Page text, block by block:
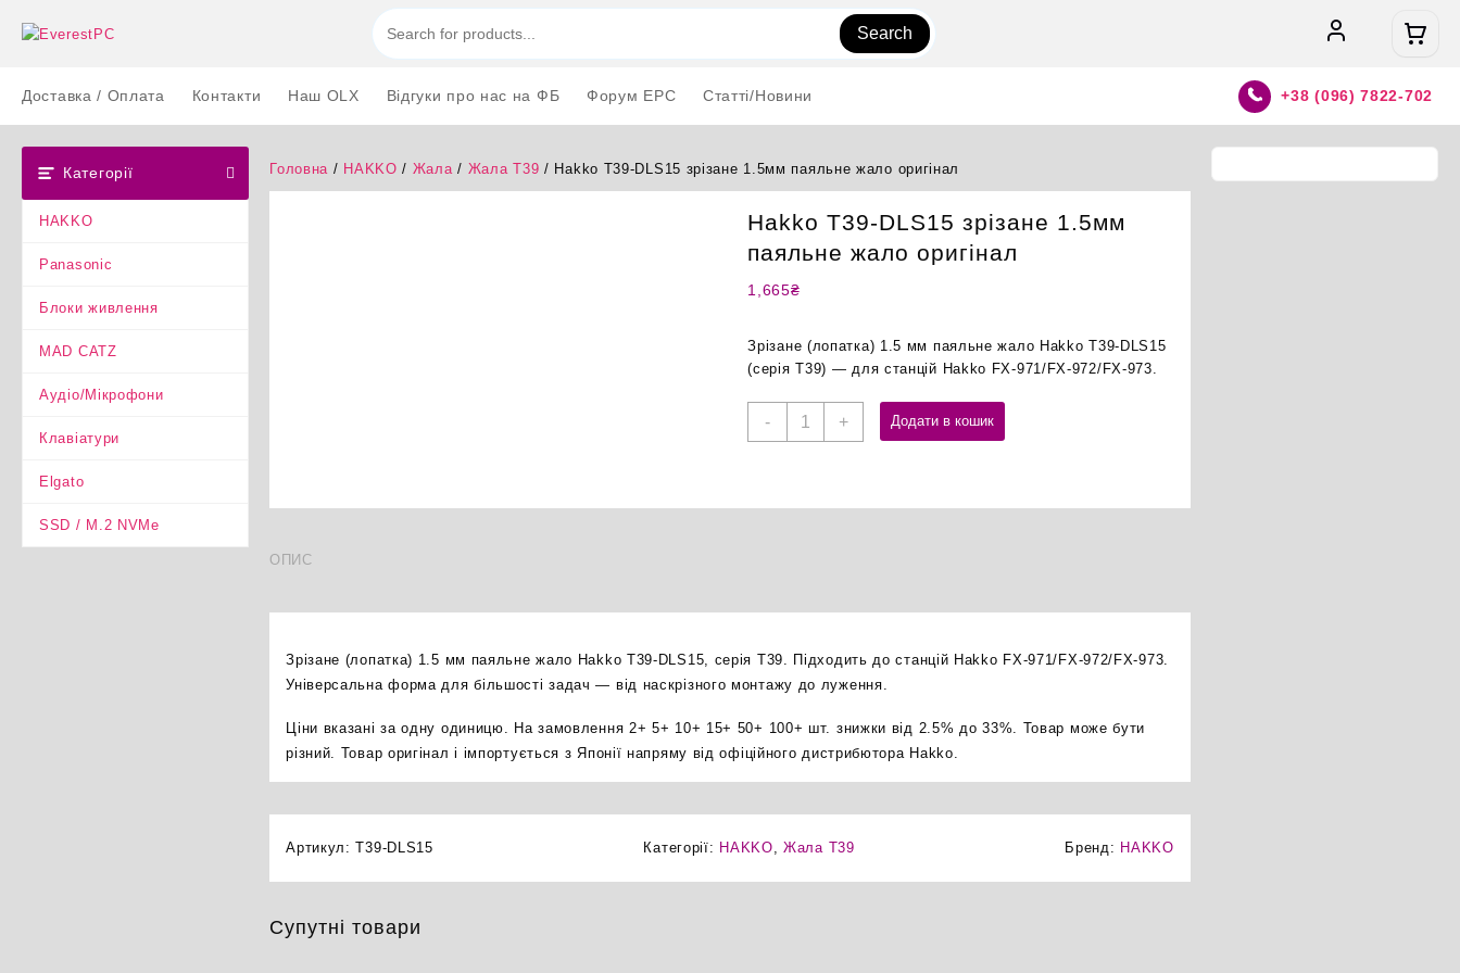
Search
Доставка / Оплата Контакти Наш OLX Відгуки про нас на ФБ Форум EPC Статті/Новини +38 (096) 7822-702
Категорії
HAKKO
Panasonic
Блоки живлення
MAD CATZ
Аудіо/Мікрофони
Клавіатури
Elgato
SSD / M.2 NVMe
Головна / HAKKO / Жала/ Жала T39 / Hakko T39-DLS15 зрізане 1.5мм паяльне жало оригінал
Hakko T39-DLS15 зрізане 1.5мм
паяльне жало оригінал
1,665₴
Зрізане (лопатка) 1.5 мм паяльне жало Hakko T39-DLS15
(серія T39) — для станцій Hakko FX-971/FX-972/FX-973.
-
Hakko
1.5мм
+ Додати в кошик
ОПИС
Зрізане (лопатка) 1.5 мм паяльне жало Hakko T39-DLS15, серія T39. Підходить до станцій Hakko FX-971/FX-972/FX-973.
Універсальна форма для більшості задач — від наскрізного монтажу до луження.
Ціни вказані за одну одиницю. На замовлення 2+ 5+ 10+ 15+ 50+ 100+ шт. знижки від 2.5% до 33%. Товар може бути
різний. Товар оригінал і імпортується з Японії напряму від офіційного дистрибютора Hakko.
Артикул:T39-DLS15 Категорії: HAKKO,Жала T39 Бренд: HAKKO
Супутні товари